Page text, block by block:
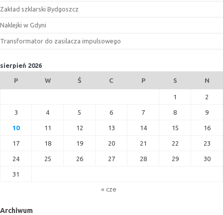
Zakład szklarski Bydgoszcz
Naklejki w Gdyni
Transformator do zasilacza impulsowego
sierpień 2026
P W Ś C P S N
1 2
3 4 5 6 7 8 9
10 11 12 13 14 15 16
17 18 19 20 21 22 23
24 25 26 27 28 29 30
31
« cze
Archiwum